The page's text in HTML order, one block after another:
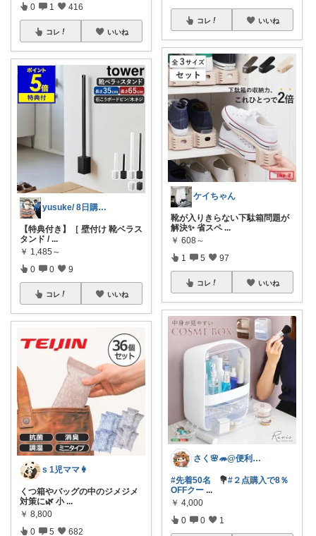
0 1 416
コレ いいね
yusuke/ 8日購入感謝♫
【特典付き】［ 壁付け 靴ベラス
タンド / ...
￥ 1,485～
0 0 9
コレ いいね
s 1児ママ👩
くつ箱やバッグの中のジメジメ
対策に🌿 小 ...
￥ 8,800
0 5 682
コレ いいね
ケイちゃん
靴が入りきらない下駄箱問題が
解決✨ 省スペ ...
￥ 608～
1 5 97
コレ いいね
さく🌸🦔@便利でかわいいを探す旅
#先着50名 💐#２点購入で8％
OFFクー ...
￥ 4,000
0 0 1